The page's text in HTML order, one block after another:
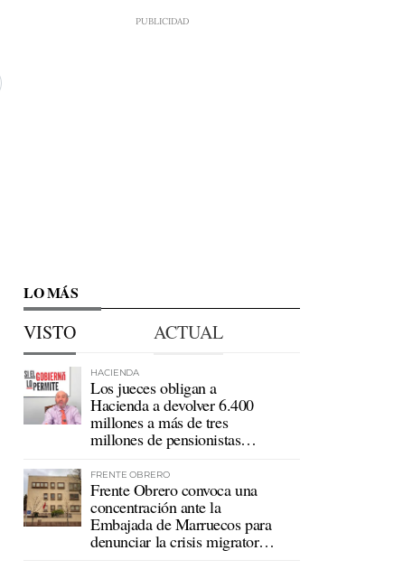
LO MÁS
VISTO ACTUAL
HACIENDA
Los jueces obligan a
Hacienda a devolver 6.400
millones a más de tres
millones de pensionistas
FRENTE OBRERO
Frente Obrero convoca una
concentración ante la
Embajada de Marruecos para
denunciar la crisis migratoria